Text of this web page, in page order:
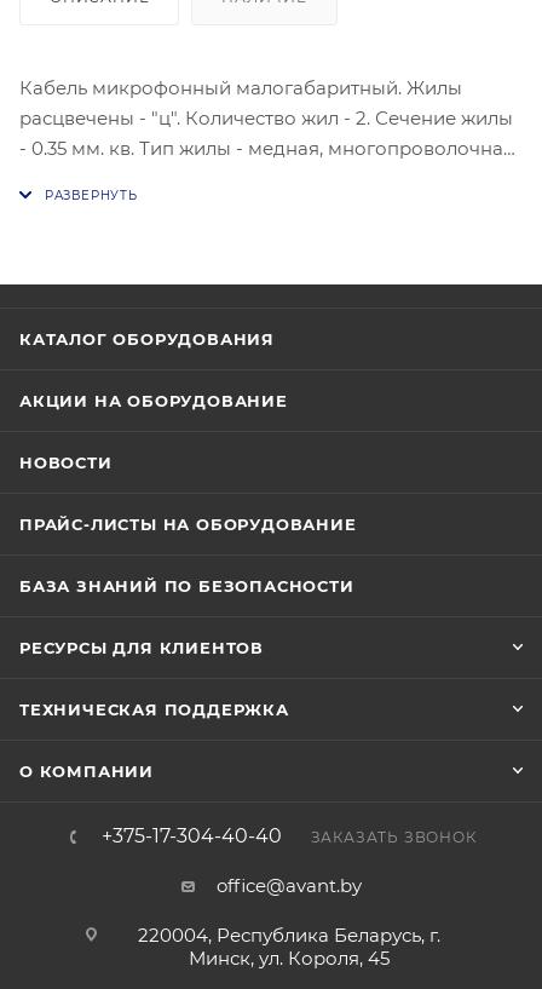
Кабель микрофонный малогабаритный. Жилы
расцвечены - "ц". Количество жил - 2. Сечение жилы
- 0.35 мм. кв. Тип жилы - медная, многопроволочная.
КАТАЛОГ ОБОРУДОВАНИЯ
АКЦИИ НА ОБОРУДОВАНИЕ
НОВОСТИ
ПРАЙС-ЛИСТЫ НА ОБОРУДОВАНИЕ
БАЗА ЗНАНИЙ ПО БЕЗОПАСНОСТИ
РЕСУРСЫ ДЛЯ КЛИЕНТОВ
ТЕХНИЧЕСКАЯ ПОДДЕРЖКА
О КОМПАНИИ
+375-17-304-40-40 ЗАКАЗАТЬ ЗВОНОК
office@avant.by
220004, Республика Беларусь, г.
Минск, ул. Короля, 45